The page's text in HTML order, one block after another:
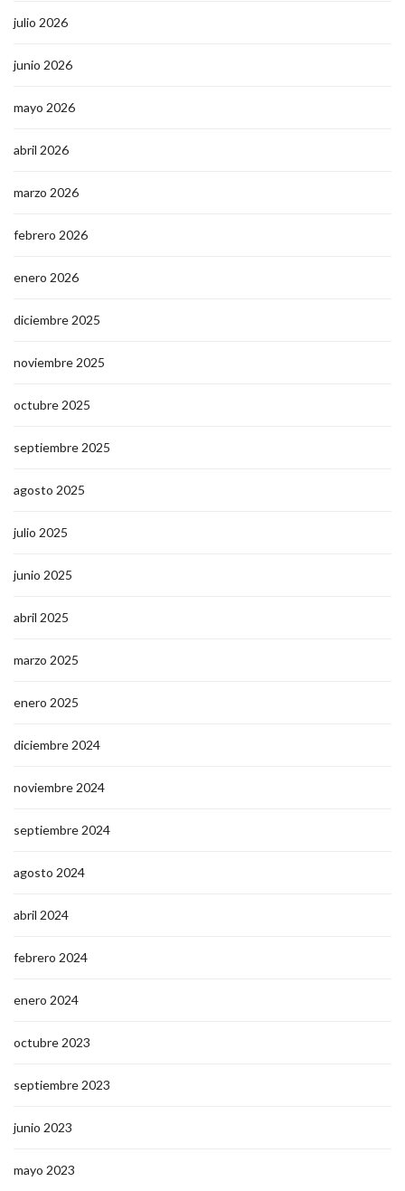
julio 2026
junio 2026
mayo 2026
abril 2026
marzo 2026
febrero 2026
enero 2026
diciembre 2025
noviembre 2025
octubre 2025
septiembre 2025
agosto 2025
julio 2025
junio 2025
abril 2025
marzo 2025
enero 2025
diciembre 2024
noviembre 2024
septiembre 2024
agosto 2024
abril 2024
febrero 2024
enero 2024
octubre 2023
septiembre 2023
junio 2023
mayo 2023